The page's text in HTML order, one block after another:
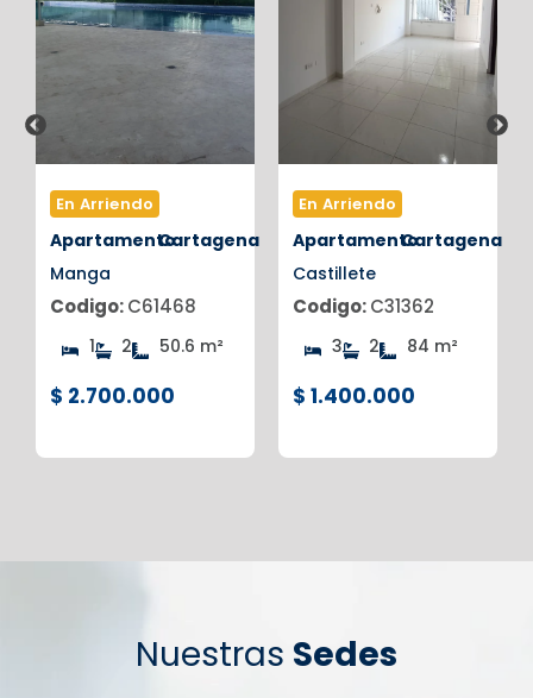
En Arriendo
ApartamentoCartagena
Manga
Codigo:C61468
1 2 50.6 m²
$ 2.700.000
En Arriendo
ApartamentoCartagena
Castillete
Codigo:C31362
3 2 84 m²
$ 1.400.000
Nuestras Sedes